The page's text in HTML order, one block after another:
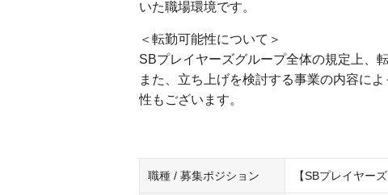
いた職場環境です。
＜転勤可能性について＞
SBプレイヤーズグループ全体の規定上、
また、立ち上げを検討する事業の内容に
性もございます。
職種 / 募集ポジション 【SBプレイヤー